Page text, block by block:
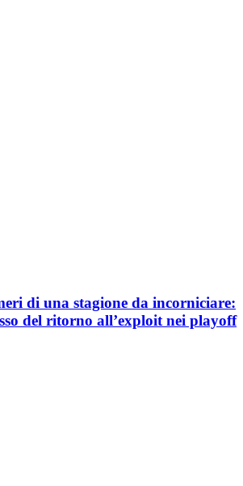
di una stagione da incorniciare:
del ritorno all’exploit nei playoff